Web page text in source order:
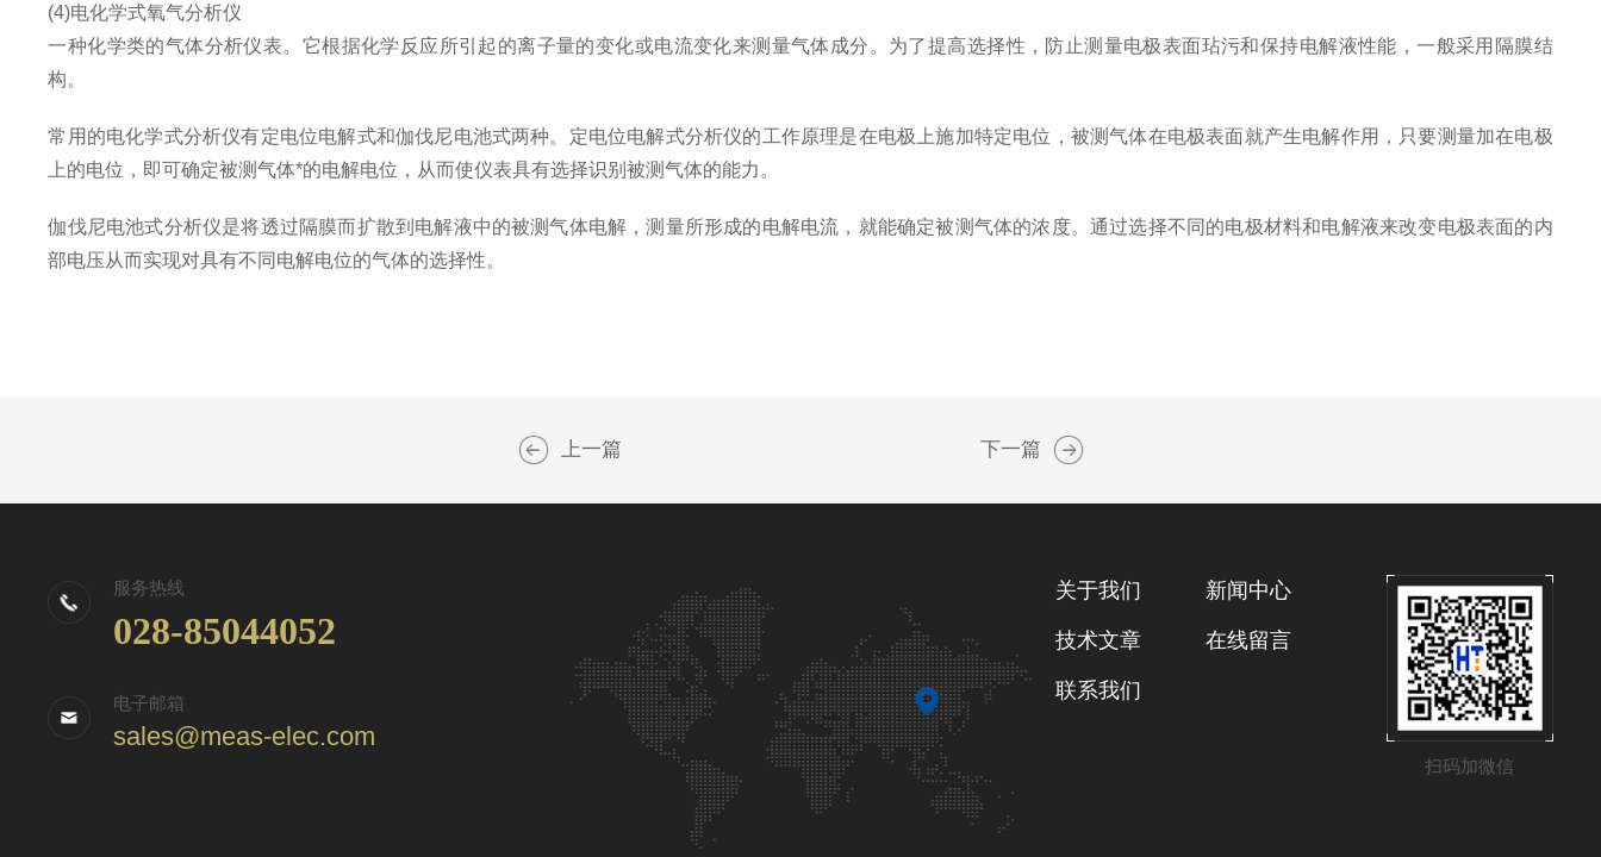
(4)电化学式氧气分析仪
一种化学类的气体分析仪表。它根据化学反应所引起的离子量的变化或电流变化来测量气体成分。为了提高选择性，防止测量电极表面玷污和保持电解液性能，一般采用隔膜结
构。
常用的电化学式分析仪有定电位电解式和伽伐尼电池式两种。定电位电解式分析仪的工作原理是在电极上施加特定电位，被测气体在电极表面就产生电解作用，只要测量加在电极
上的电位，即可确定被测气体*的电解电位，从而使仪表具有选择识别被测气体的能力。
伽伐尼电池式分析仪是将透过隔膜而扩散到电解液中的被测气体电解，测量所形成的电解电流，就能确定被测气体的浓度。通过选择不同的电极材料和电解液来改变电极表面的内
部电压从而实现对具有不同电解电位的气体的选择性。
上一篇 下一篇
服务热线
028-85044052
电子邮箱
sales@meas-elec.com
扫码加微信
关于我们 新闻中心
技术文章 在线留言
联系我们